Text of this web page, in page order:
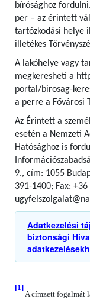
bírósághoz
per – az érintett
tartózkodási helye
illetékes
A lakóhelye vagy
megkeresheti a
portal/birosag-
a perre a Fővárosi
Az Érintett a
esetén a Nemzeti
Hatósághoz is
9., cím: 1055
391-1400; Fax:
Adatkezelési
biztonsági
[1]
A címzett fogalmát